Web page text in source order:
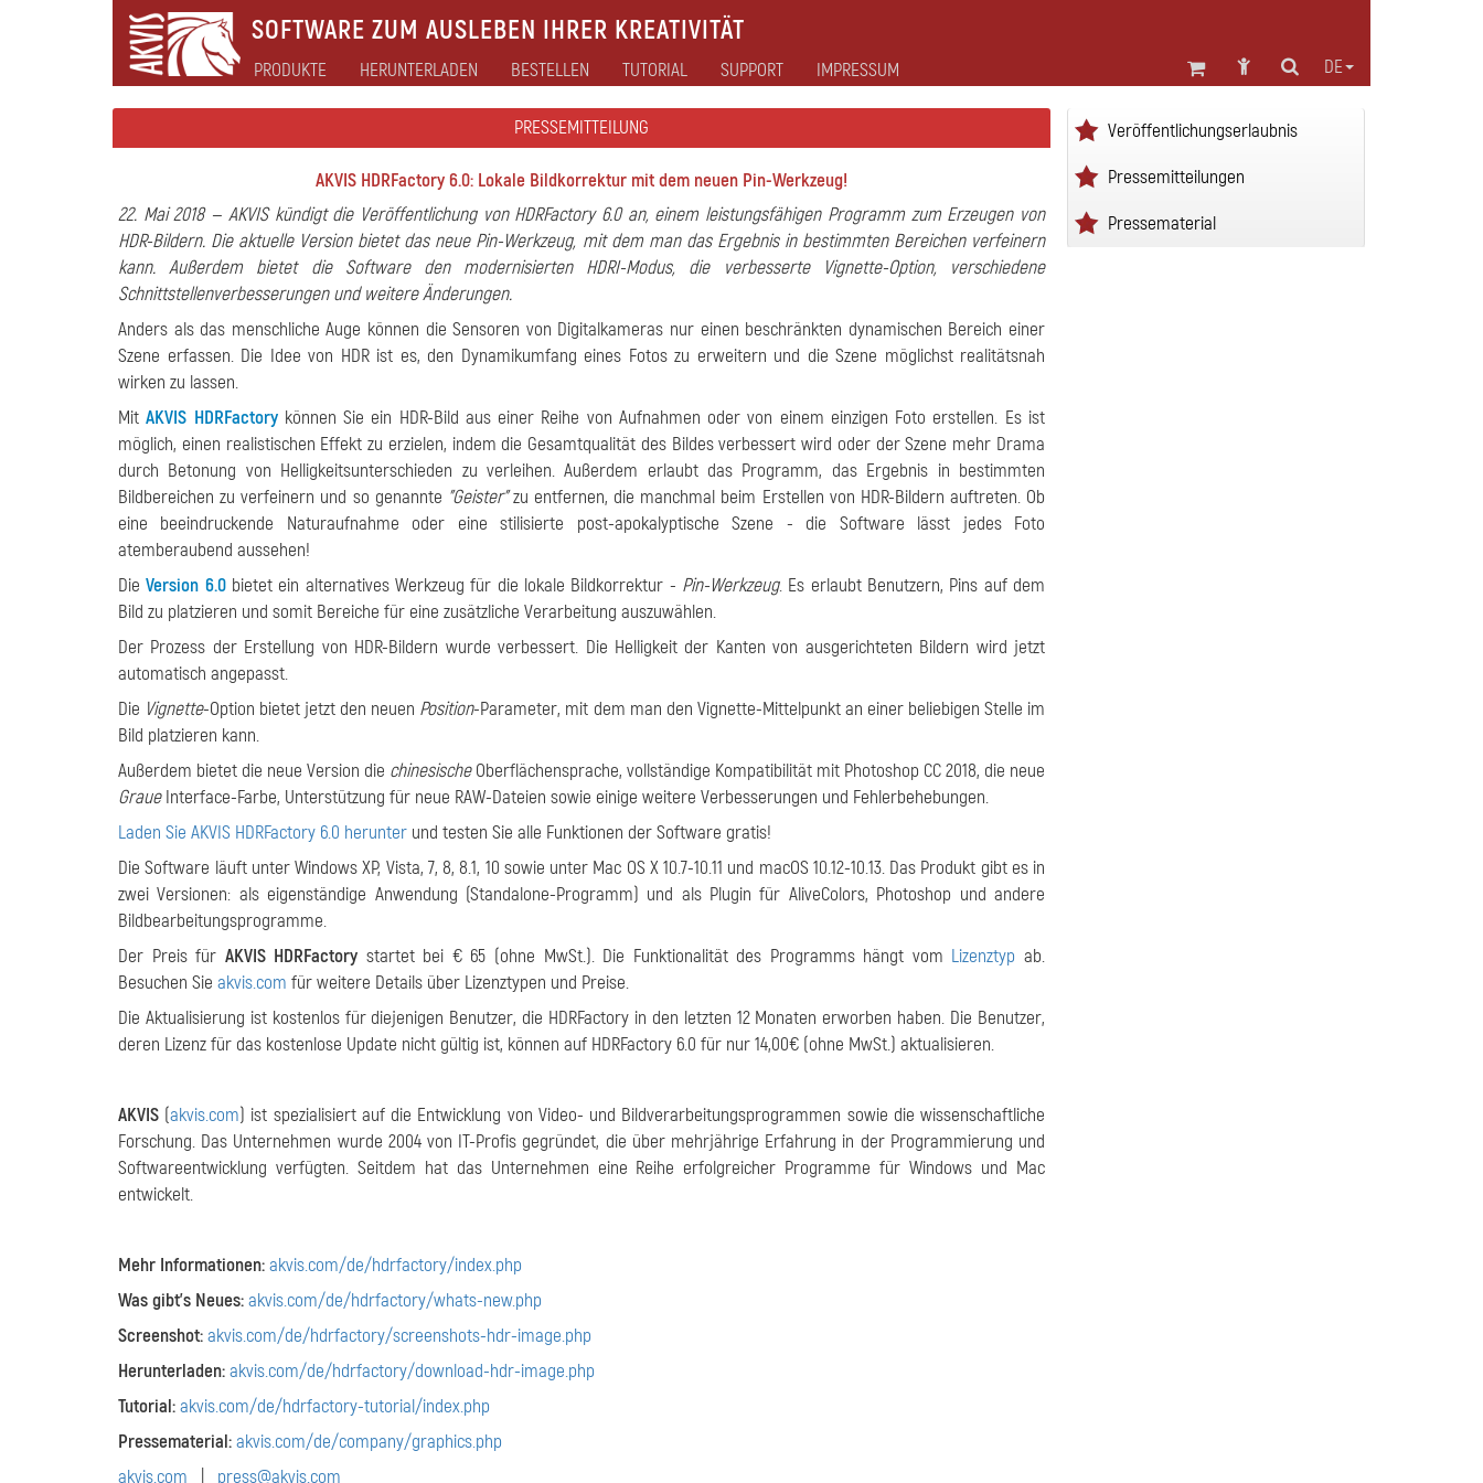
SOFTWARE ZUM AUSLEBEN IHRER KREATIVITÄT
DE
PRODUKTE HERUNTERLADEN BESTELLEN TUTORIAL SUPPORT IMPRESSUM
PRESSEMITTEILUNG
AKVIS HDRFactory 6.0: Lokale Bildkorrektur mit dem neuen Pin-Werkzeug!
22. Mai 2018 — AKVIS kündigt die Veröffentlichung von HDRFactory 6.0 an, einem leistungsfähigen Programm zum Erzeugen von
HDR-Bildern. Die aktuelle Version bietet das neue Pin-Werkzeug, mit dem man das Ergebnis in bestimmten Bereichen verfeinern
kann. Außerdem bietet die Software den modernisierten HDRI-Modus, die verbesserte Vignette-Option, verschiedene
Schnittstellenverbesserungen und weitere Änderungen.
Anders als das menschliche Auge können die Sensoren von Digitalkameras nur einen beschränkten dynamischen Bereich einer
Szene erfassen. Die Idee von HDR ist es, den Dynamikumfang eines Fotos zu erweitern und die Szene möglichst realitätsnah
wirken zu lassen.
MitAKVIS HDRFactorykönnen Sie ein HDR-Bild aus einer Reihe von Aufnahmen oder von einem einzigen Foto erstellen. Es ist
möglich, einen realistischen Effekt zu erzielen, indem die Gesamtqualität des Bildes verbessert wird oder der Szene mehr Drama
durch Betonung von Helligkeitsunterschieden zu verleihen. Außerdem erlaubt das Programm, das Ergebnis in bestimmten
Bildbereichen zu verfeinern und so genannte "Geister"zu entfernen, die manchmal beim Erstellen von HDR-Bildern auftreten. Ob
eine beeindruckende Naturaufnahme oder eine stilisierte post-apokalyptische Szene - die Software lässt jedes Foto
atemberaubend aussehen!
DieVersion 6.0bietet ein alternatives Werkzeug für die lokale Bildkorrektur - Pin-Werkzeug. Es erlaubt Benutzern, Pins auf dem
Bild zu platzieren und somit Bereiche für eine zusätzliche Verarbeitung auszuwählen.
Der Prozess der Erstellung von HDR-Bildern wurde verbessert. Die Helligkeit der Kanten von ausgerichteten Bildern wird jetzt
automatisch angepasst.
Die Vignette-Option bietet jetzt den neuen Position-Parameter, mit dem man den Vignette-Mittelpunkt an einer beliebigen Stelle im
Bild platzieren kann.
Außerdem bietet die neue Version die chinesischeOberflächensprache, vollständige Kompatibilität mit Photoshop CC 2018, die neue
GraueInterface-Farbe, Unterstützung für neue RAW-Dateien sowie einige weitere Verbesserungen und Fehlerbehebungen.
Laden Sie AKVIS HDRFactory 6.0 herunter und testen Sie alle Funktionen der Software gratis!
Die Software läuft unter Windows XP, Vista, 7, 8, 8.1, 10 sowie unter Mac OS X 10.7-10.11 und macOS 10.12-10.13. Das Produkt gibt es in
zwei Versionen: als eigenständige Anwendung (Standalone-Programm) und als Plugin für AliveColors, Photoshop und andere
Bildbearbeitungsprogramme.
Der Preis für AKVIS HDRFactory startet bei € 65 (ohne MwSt.). Die Funktionalität des Programms hängt vom Lizenztyp ab.
Besuchen Sie akvis.com für weitere Details über Lizenztypen und Preise.
Die Aktualisierung ist kostenlos für diejenigen Benutzer, die HDRFactory in den letzten 12 Monaten erworben haben. Die Benutzer,
deren Lizenz für das kostenlose Update nicht gültig ist, können auf HDRFactory 6.0 für nur 14,00€ (ohne MwSt.) aktualisieren.
AKVIS (akvis.com) ist spezialisiert auf die Entwicklung von Video- und Bildverarbeitungsprogrammen sowie die wissenschaftliche
Forschung. Das Unternehmen wurde 2004 von IT-Profis gegründet, die über mehrjährige Erfahrung in der Programmierung und
Softwareentwicklung verfügten. Seitdem hat das Unternehmen eine Reihe erfolgreicher Programme für Windows und Mac
entwickelt.
Mehr Informationen:akvis.com/de/hdrfactory/index.php
Was gibt's Neues:akvis.com/de/hdrfactory/whats-new.php
Screenshot:akvis.com/de/hdrfactory/screenshots-hdr-image.php
Herunterladen:akvis.com/de/hdrfactory/download-hdr-image.php
Tutorial:akvis.com/de/hdrfactory-tutorial/index.php
Pressematerial:akvis.com/de/company/graphics.php
akvis.com
press@akvis.com
Veröffentlichungserlaubnis
Pressemitteilungen
Pressematerial